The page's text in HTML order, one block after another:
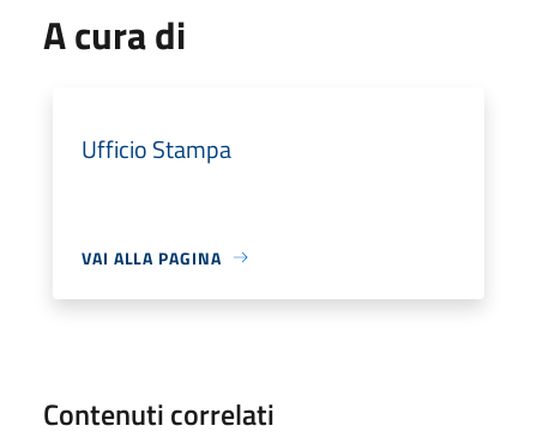
A cura di
Ufficio Stampa
VAI ALLA PAGINA
Contenuti correlati